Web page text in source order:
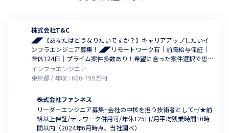
株式会社T&C
◢◤【あなたはどうなりたいですか？】キャリアアップしたいイ
ンフラエンジニア募集！◢◤リモートワーク有｜前職給与保証｜
年休124日｜プライム案件多数あり！希望に合った案件選択で思い
描く理想のキャリア実現を支援
インフラエンジニア
東京都
年収 : 600-799万円
株式会社ファンネス
リーダーエンジニア募集~会社の中核を担う技術者として~/★前
給以上保証/テレワーク併用可/年休125日/月平均残業時間10時
間以内（2024年6月時点、当社調べ）